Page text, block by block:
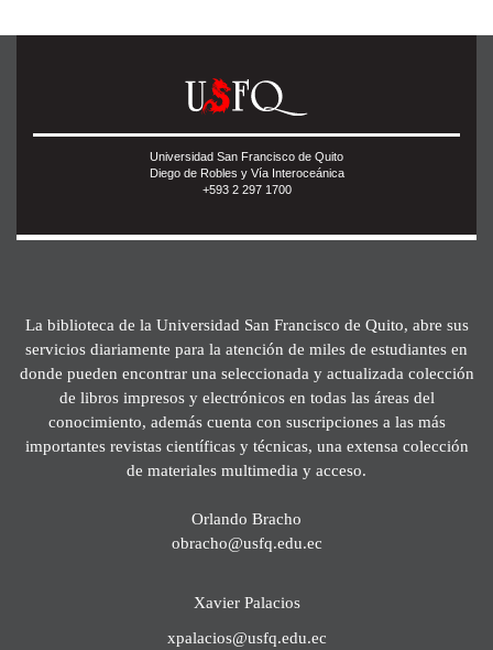
Universidad San Francisco de Quito
Diego de Robles y Vía Interoceánica
+593 2 297 1700
La biblioteca de la Universidad San Francisco de Quito, abre sus
servicios diariamente para la atención de miles de estudiantes en
donde pueden encontrar una seleccionada y actualizada colección
de libros impresos y electrónicos en todas las áreas del
conocimiento, además cuenta con suscripciones a las más
importantes revistas científicas y técnicas, una extensa colección
de materiales multimedia y acceso.
Orlando Bracho
obracho@usfq.edu.ec
Xavier Palacios
xpalacios@usfq.edu.ec